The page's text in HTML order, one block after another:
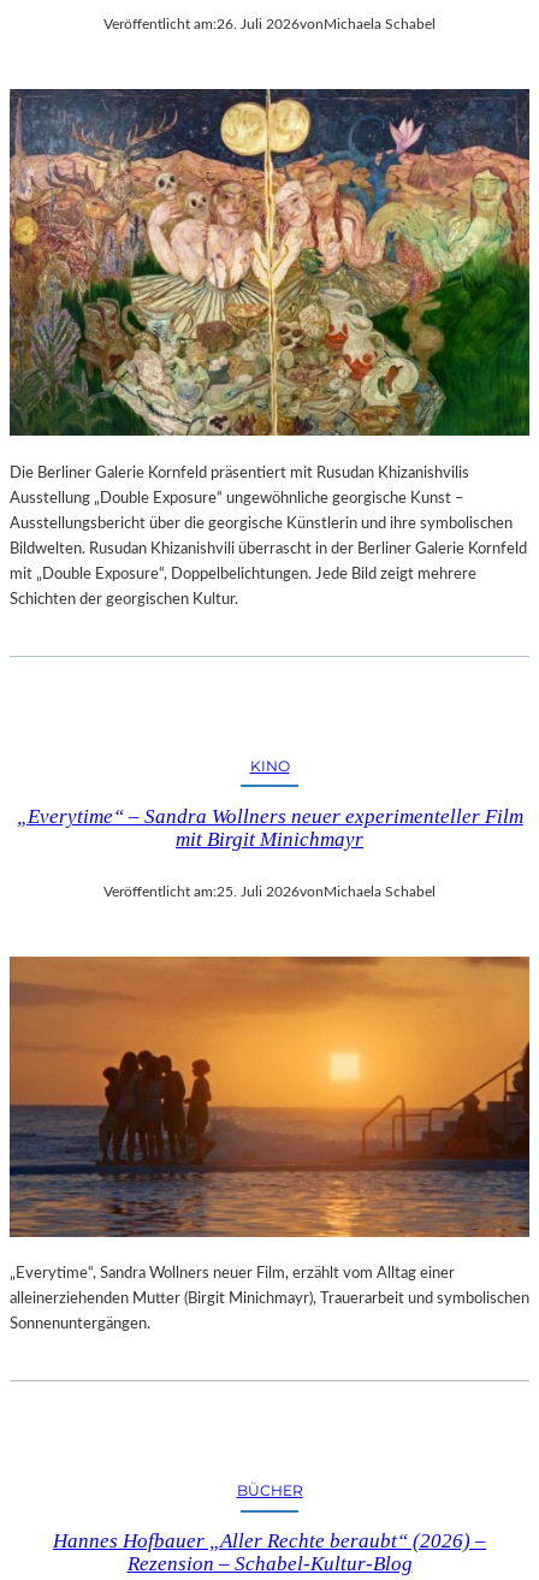
Veröffentlicht am:26. Juli 2026vonMichaela Schabel
Die Berliner Galerie Kornfeld präsentiert mit Rusudan Khizanishvilis
Ausstellung „Double Exposure“ ungewöhnliche georgische Kunst –
Ausstellungsbericht über die georgische Künstlerin und ihre symbolischen
Bildwelten. Rusudan Khizanishvili überrascht in der Berliner Galerie Kornfeld
mit „Double Exposure“, Doppelbelichtungen. Jede Bild zeigt mehrere
Schichten der georgischen Kultur.
KINO
„Everytime“ – Sandra Wollners neuer experimenteller Film
mit Birgit Minichmayr
Veröffentlicht am:25. Juli 2026vonMichaela Schabel
„Everytime“, Sandra Wollners neuer Film, erzählt vom Alltag einer
alleinerziehenden Mutter (Birgit Minichmayr), Trauerarbeit und symbolischen
Sonnenuntergängen.
BÜCHER
Hannes Hofbauer „Aller Rechte beraubt“ (2026) –
Rezension – Schabel-Kultur-Blog